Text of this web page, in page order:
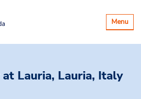
Basculer
la
Menu
at Lauria, Lauria, Italy